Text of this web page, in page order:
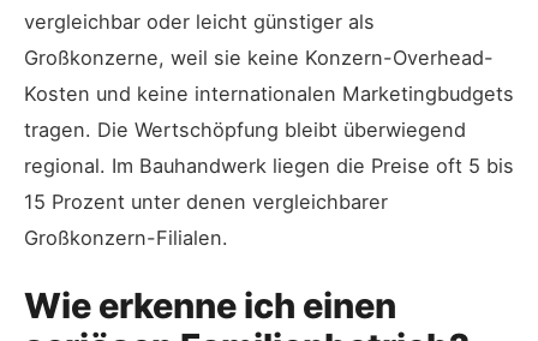
vergleichbar oder leicht günstiger als
Großkonzerne, weil sie keine Konzern-Overhead-
Kosten und keine internationalen Marketingbudgets
tragen. Die Wertschöpfung bleibt überwiegend
regional. Im Bauhandwerk liegen die Preise oft 5 bis
15 Prozent unter denen vergleichbarer
Großkonzern-Filialen.
Wie erkenne ich einen